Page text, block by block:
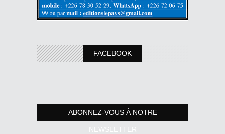
FACEBOOK
ABONNEZ-VOUS À NOTRE
NEWSLETTER